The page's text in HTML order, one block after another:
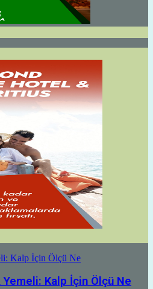
Kalp İçin Ölçü Ne
Yemeli: Kalp İçin Ölçü Ne